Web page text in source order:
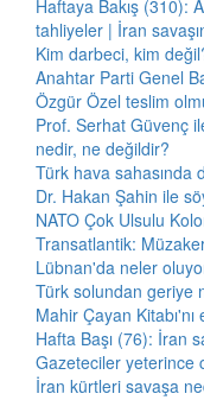
Haftaya Bakış (310):
tahliyeler | İran
Kim darbeci, kim
Anahtar Parti Genel
Özgür Özel teslim
Prof. Serhat Güvenç
nedir, ne değildir?
Türk hava sahasında
Dr. Hakan Şahin ile
NATO Çok Ulsulu
Transatlantik:
Lübnan'da neler
Türk solundan geriye
Mahir Çayan
Hafta Başı (76): İran
Gazeteciler yeterince
İran kürtleri savaşa